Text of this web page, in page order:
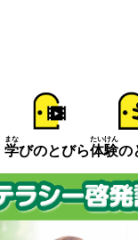
学
まな
びのとびら体験
たいけん
の